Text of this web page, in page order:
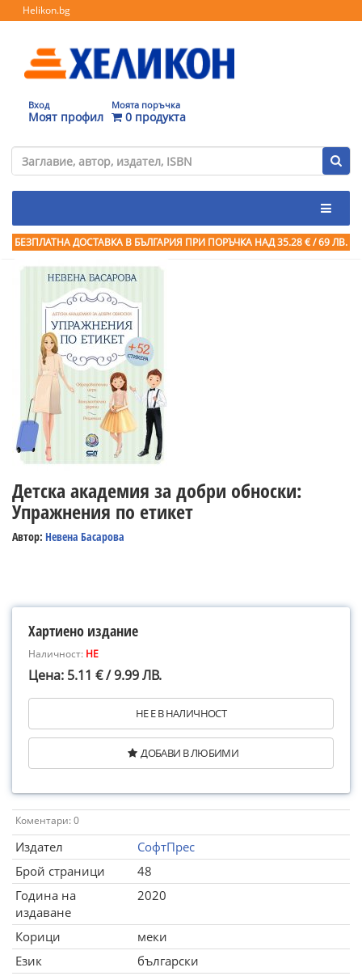
Helikon.bg
Вход
Моят профил
Моята поръчка
0 продукта
БЕЗПЛАТНА ДОСТАВКА В БЪЛГАРИЯ ПРИ ПОРЪЧКА НАД 35.28 € / 69 ЛВ.
Детска академия за добри обноски:
Упражнения по етикет
Автор: Невена Басарова
Хартиено издание
Наличност: НЕ
Цена: 5.11 € / 9.99 ЛВ.
НЕ Е В НАЛИЧНОСТ
ДОБАВИ В ЛЮБИМИ
Коментари: 0
Издател
СофтПрес
Брой страници
48
Година на
издаване
2020
Корици
меки
Език
български